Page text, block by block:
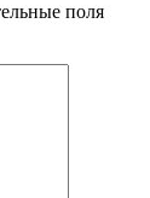
поля